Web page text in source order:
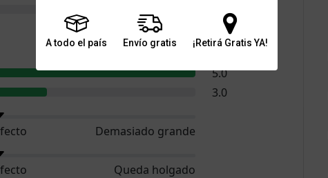
A todo el país Envío gratis ¡Retirá Gratis YA!
5.0
3.0
Demasiado grande
Queda holgado